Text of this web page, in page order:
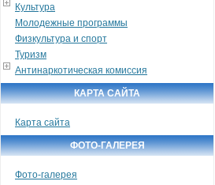
Культура
Молодежные программы
Физкультура и спорт
Туризм
Антинаркотическая комиссия
КАРТА САЙТА
Карта сайта
ФОТО-ГАЛЕРЕЯ
Фото-галерея